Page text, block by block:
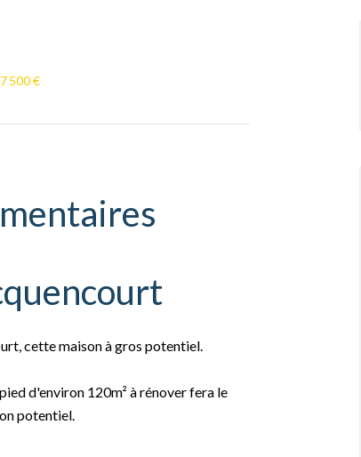
500 €
cette maison à gros potentiel.
d'environ 120m² à rénover fera le
potentiel.